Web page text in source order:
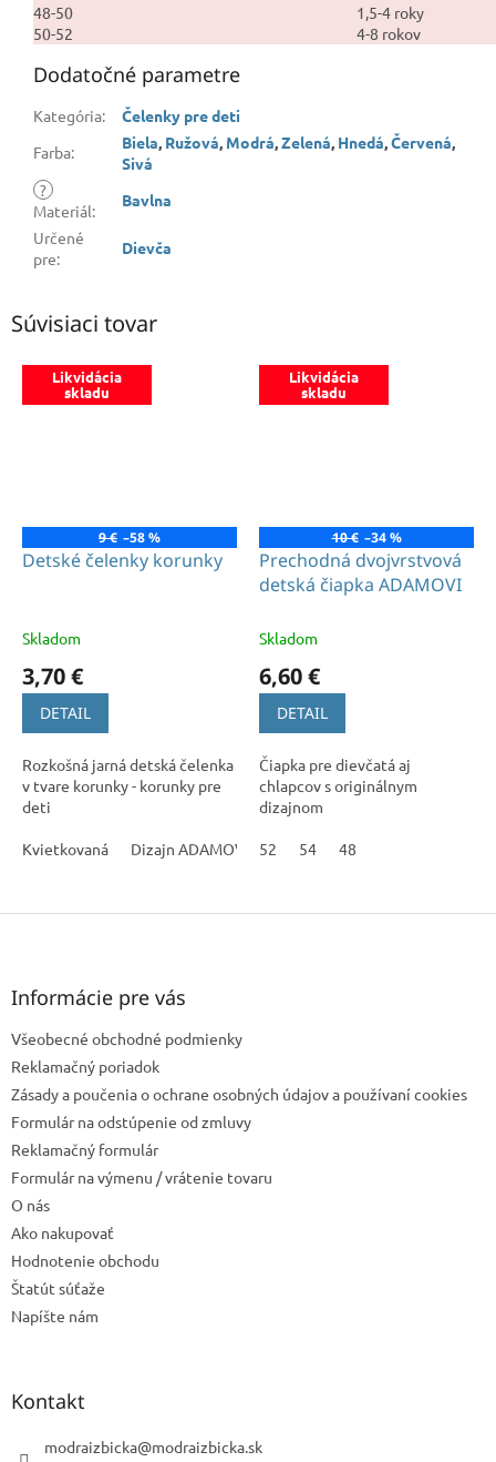
48-50
1,5-4 roky
50-52
4-8 rokov
Dodatočné parametre
Kategória:
Čelenky pre deti
Farba: Biela, Ružová, Modrá,Zelená, Hnedá,Červená,
Sivá
?
Materiál:
Bavlna
Určené
pre:
Dievča
Súvisiaci tovar
Likvidácia
skladu
9 € –58 %
Detské čelenky korunky
Skladom
3,70 €
DETAIL
Rozkošná jarná detská čelenka
v tvare korunky - korunky pre
deti
Kvietkovaná Dizajn ADAMOVI
Likvidácia
skladu
10 € –34 %
Prechodná dvojvrstvová
detská čiapka ADAMOVI
Skladom
6,60 €
DETAIL
Čiapka pre dievčatá aj
chlapcov s originálnym
dizajnom
52 54 48
Z
Informácie pre vás
Všeobecné obchodné podmienky
Reklamačný poriadok
Zásady a poučenia o ochrane osobných údajov a používaní cookies
Formulár na odstúpenie od zmluvy
Reklamačný formulár
Formulár na výmenu / vrátenie tovaru
O nás
Ako nakupovať
Hodnotenie obchodu
Štatút súťaže
Napíšte nám
Kontakt
modraizbicka@modraizbicka.sk